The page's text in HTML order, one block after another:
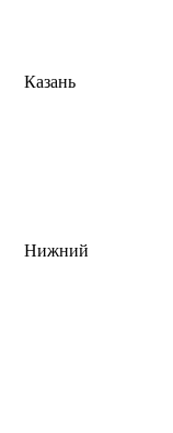
Казань
Нижний